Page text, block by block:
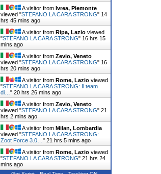
A visitor from Ivrea, Piemonte
viewed "STEFANO LA CARA STRONG" 14
hrs 45 mins ago
A visitor from Ripa, Lazio viewed
"STEFANO LA CARA STRONG" 16 hrs 15
mins ago
A visitor from Zevio, Veneto
viewed "STEFANO LA CARA STRONG" 16
hrs 20 mins ago
A visitor from Rome, Lazio viewed
"STEFANO LA CARA STRONG: Il team
di… " 20 hrs 26 mins ago
A visitor from Zevio, Veneto
viewed "STEFANO LA CARA STRONG" 21
hrs 2 mins ago
A visitor from Milan, Lombardia
viewed "STEFANO LA CARA STRONG:
Zoot Force 3.0… " 21 hrs 5 mins ago
A visitor from Rome, Lazio viewed
"STEFANO LA CARA STRONG" 21 hrs 24
mins ago